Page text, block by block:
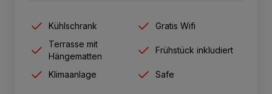
Kühlschrank
Gratis Wifi
Terrasse mit
Hängematten
Frühstück inkludiert
Klimaanlage Safe